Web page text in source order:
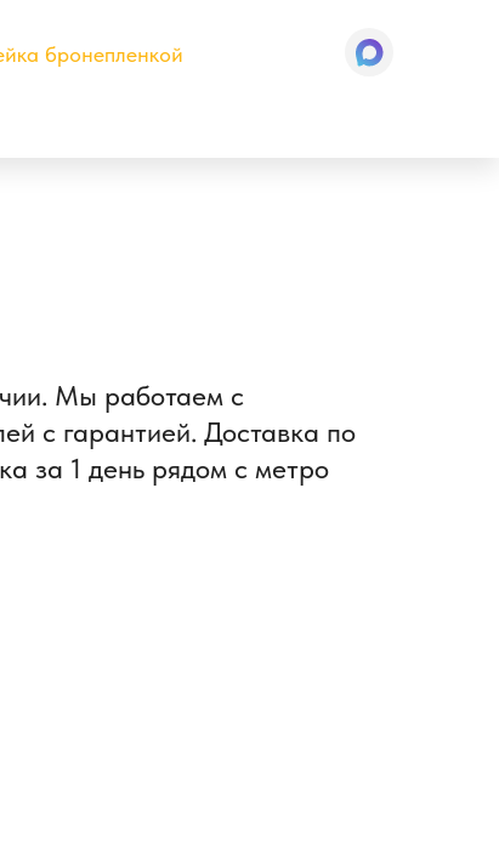
бронепленкой
Мы работаем с
с гарантией. Доставка по
за 1 день рядом с метро